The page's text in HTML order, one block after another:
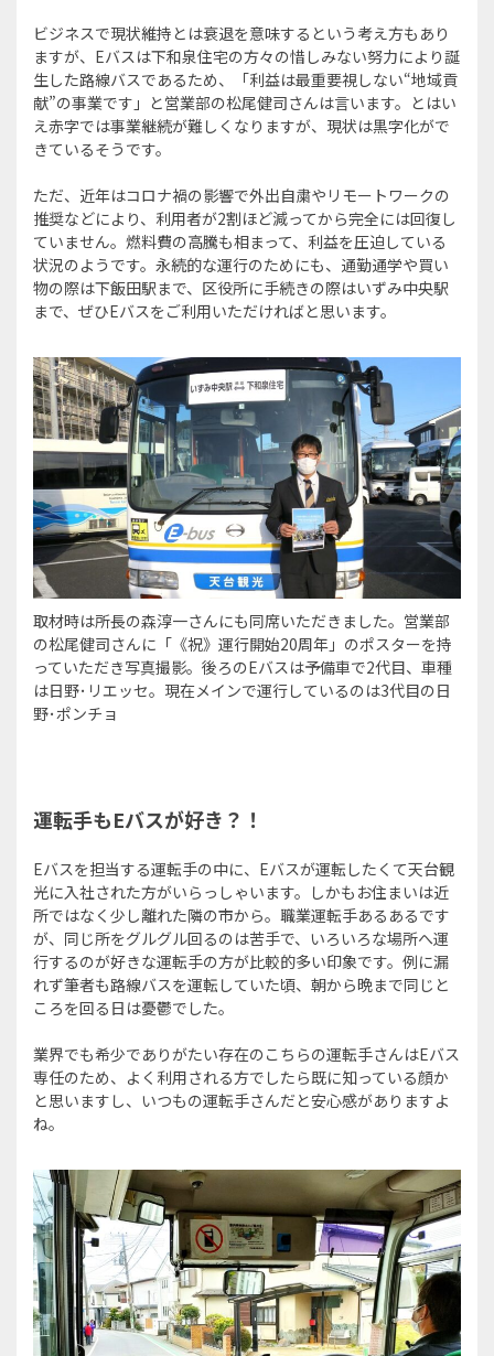
ビジネスで現状維持とは衰退を意味するという考え方もあり
ますが、Eバスは下和泉住宅の方々の惜しみない努力により誕
生した路線バスであるため、「利益は最重要視しない“地域貢
献”の事業です」と営業部の松尾健司さんは言います。とはい
え赤字では事業継続が難しくなりますが、現状は黒字化がで
きているそうです。
ただ、近年はコロナ禍の影響で外出自粛やリモートワークの
推奨などにより、利用者が2割ほど減ってから完全には回復し
ていません。燃料費の高騰も相まって、利益を圧迫している
状況のようです。永続的な運行のためにも、通勤通学や買い
物の際は下飯田駅まで、区役所に手続きの際はいずみ中央駅
まで、ぜひEバスをご利用いただければと思います。
取材時は所長の森淳一さんにも同席いただきました。営業部
の松尾健司さんに「《祝》運行開始20周年」のポスターを持
っていただき写真撮影。後ろのEバスは予備車で2代目、車種
は日野･リエッセ。現在メインで運行しているのは3代目の日
野･ポンチョ
運転手もEバスが好き？！
Eバスを担当する運転手の中に、Eバスが運転したくて天台観
光に入社された方がいらっしゃいます。しかもお住まいは近
所ではなく少し離れた隣の市から。職業運転手あるあるです
が、同じ所をグルグル回るのは苦手で、いろいろな場所へ運
行するのが好きな運転手の方が比較的多い印象です。例に漏
れず筆者も路線バスを運転していた頃、朝から晩まで同じと
ころを回る日は憂鬱でした。
業界でも希少でありがたい存在のこちらの運転手さんはEバス
専任のため、よく利用される方でしたら既に知っている顔か
と思いますし、いつもの運転手さんだと安心感がありますよ
ね。